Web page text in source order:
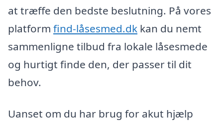
at træffe den bedste beslutning. På vores
platform find-låsesmed.dk kan du nemt
sammenligne tilbud fra lokale låsesmede
og hurtigt finde den, der passer til dit
behov.
Uanset om du har brug for akut hjælp